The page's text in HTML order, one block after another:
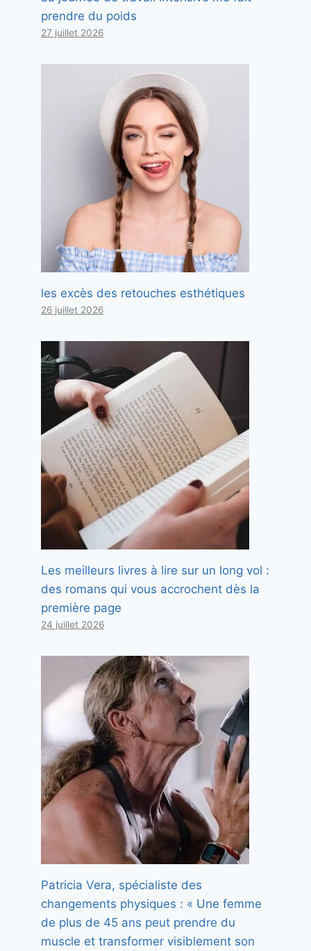
prendre du poids
27 juillet 2026
les excès des retouches esthétiques
26 juillet 2026
Les meilleurs livres à lire sur un long vol :
des romans qui vous accrochent dès la
première page
24 juillet 2026
Patricia Vera, spécialiste des
changements physiques : « Une femme
de plus de 45 ans peut prendre du
muscle et transformer visiblement son